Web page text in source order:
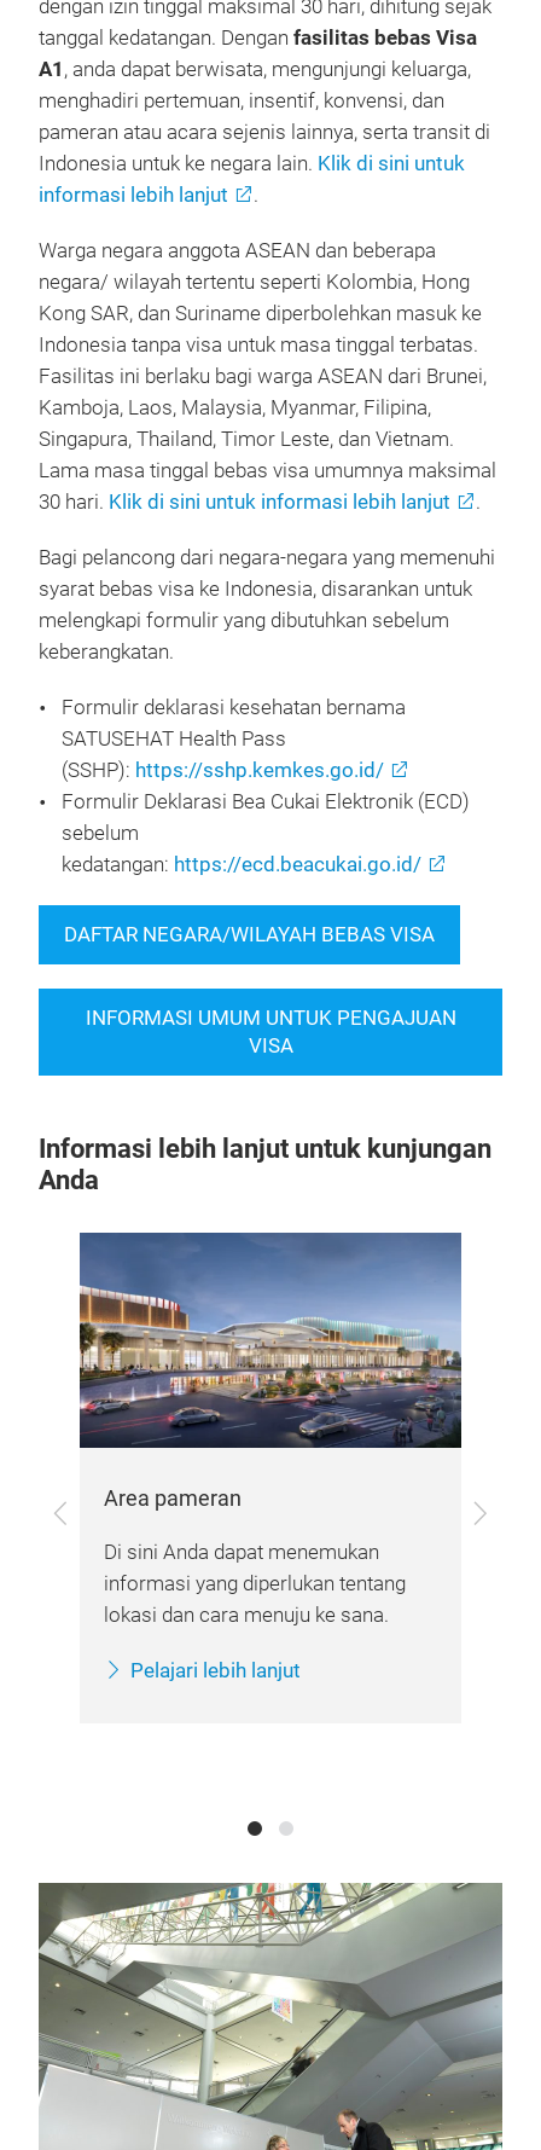
dengan izin tinggal maksimal 30 hari, dihitung sejak
tanggal kedatangan. Dengan fasilitas bebas Visa
A1 , anda dapat berwisata, mengunjungi keluarga,
menghadiri pertemuan, insentif, konvensi, dan
pameran atau acara sejenis lainnya, serta transit di
Indonesia untuk ke negara lain. Klik di sini untuk
informasi lebih lanjut
.
Warga negara anggota ASEAN dan beberapa
negara/ wilayah tertentu seperti Kolombia, Hong
Kong SAR, dan Suriname diperbolehkan masuk ke
Indonesia tanpa visa untuk masa tinggal terbatas.
Fasilitas ini berlaku bagi warga ASEAN dari Brunei,
Kamboja, Laos, Malaysia, Myanmar, Filipina,
Singapura, Thailand, Timor Leste, dan Vietnam.
Lama masa tinggal bebas visa umumnya maksimal
30 hari. Klik di sini untuk informasi lebih lanjut .
Bagi pelancong dari negara-negara yang memenuhi
syarat bebas visa ke Indonesia, disarankan untuk
melengkapi formulir yang dibutuhkan sebelum
keberangkatan.
Formulir deklarasi kesehatan bernama
SATUSEHAT Health Pass
(SSHP): https://sshp.kemkes.go.id/
Formulir Deklarasi Bea Cukai Elektronik (ECD)
sebelum
kedatangan: https://ecd.beacukai.go.id/
DAFTAR NEGARA/WILAYAH BEBAS VISA
INFORMASI UMUM UNTUK PENGAJUAN
VISA
Informasi lebih lanjut untuk kunjungan
Anda
Previous Next
Area pameran
Di sini Anda dapat menemukan
informasi yang diperlukan tentang
lokasi dan cara menuju ke sana.
Pelajari lebih lanjut